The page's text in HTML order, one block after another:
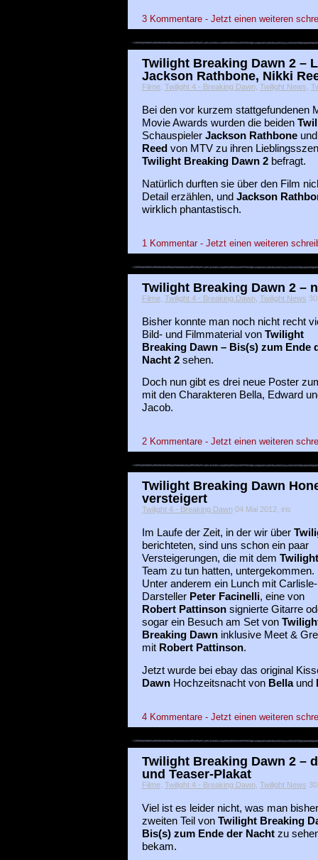
3 Kommentare - Jetzt einen weiteren
Twilight Breaking Dawn 2 –
Jackson Rathbone, Nikki
Filme, Twilight 4 - Breaking Dawn, Twilight News
Bei den vor kurzem stattgefundenen
Movie Awards wurden die beiden
Schauspieler Jackson Rathbone
Reed von MTV zu ihren
Twilight Breaking Dawn 2befragt.
Natürlich durften sie über den Film
Detail erzählen, und Jackson
wirklich phantastisch.
1 Kommentar - Jetzt einen weiteren
Twilight Breaking Dawn 2 –
Filme, Twilight 4 - Breaking Dawn, Twilight News
Bisher konnte man noch nicht recht
Bild- und Filmmaterial von Twilight
Breaking Dawn – Bis(s) zum Ende
Nacht 2sehen.
Doch nun gibt es drei neue Poster
mit den Charakteren Bella, Edward
Jacob.
2 Kommentare - Jetzt einen weiteren
Twilight Breaking Dawn
versteigert
Twilight 4 - Breaking Dawn04 Mai 2012, iris
Im Laufe der Zeit, in der wir über
berichteten, sind uns schon ein paar
Versteigerungen, die mit dem Twilight
Team zu tun hatten, untergekommen.
Unter anderem ein Lunch mit Carlisle-
Darsteller Peter Facinelli, eine von
Robert Pattinsonsignierte Gitarre
sogar ein Besuch am Set von
Breaking Dawninklusive Meet &
mit Robert Pattinson.
Jetzt wurde bei ebay das original
DawnHochzeitsnacht von Bella und
4 Kommentare - Jetzt einen weiteren
Twilight Breaking Dawn 2 –
und Teaser-Plakat
Filme, Twilight 4 - Breaking Dawn, Twilight News
Viel ist es leider nicht, was man
zweiten Teil von Twilight Breaking
Bis(s) zum Ende der Nachtzu
bekam.